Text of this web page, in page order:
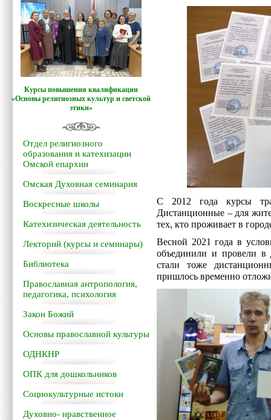
Курсы повышения квалификации
«Основы религиозных культур и светской
этики»
Отдел религиозного
образования и катехизации
Омской епархии
Омская Духовная семинария
Воскресные школы
Катехизическая деятельность
Лекторий (курсы и семинары)
Библиотека
Православная антропология,
педагогика, психология
Закон Божий
Основы православной культуры
ОДНКНР
ОПК для дошкольников
Социокультурные истоки
Духовно- нравственное
С 2012 года курсы
Дистанционные – для
тех, кто проживает в
Весной 2021 года в
объединили и провели в
стали тоже
пришлось временно